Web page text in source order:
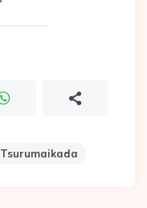
Tsurumaikada